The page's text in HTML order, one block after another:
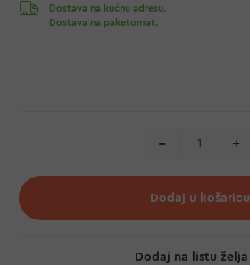
Dostava na kućnu adresu.
Dostava na paketomat.
Dodaj u košaricu
Dodaj na listu želja